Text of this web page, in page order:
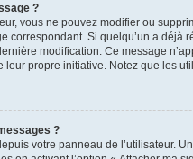
?
vous ne pouvez modifier ou
correspondant. Si quelqu’un a déjà
modification. Ce message
propre initiative. Notez que les
?
votre panneau de l’utilisateur.